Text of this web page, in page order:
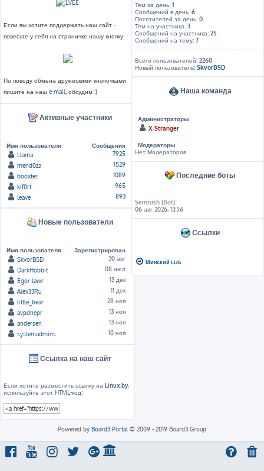
Если вы хотите поддержать наш сайт -
повесьте у себя на страничке нашу кнопку:
По поводу обмена дружескими кнопочками
пишите на наш e-mail, обсудим :)
Активные участники
Имя пользователя
Сообщения
Llama
7925
mend0za
1529
booxter
1089
kif0rt
965
leave
893
Новые пользователи
Имя пользователя
Зарегистрирован
SkvorBSD
30 авг
DarkHobbit
08 июл
Egor-lawr
13 дек
Alex33Ru
11 дек
little_bear
28 ноя
avpdnepr
13 ноя
andersen
13 ноя
systemadmins
10 ноя
Ссылка на наш сайт
Если хотите разместить ссылку на Linux.by,
используйте этот HTML-код:
Тем за день:1
Сообщений в день:6
Посетителей за день:0
Тем на участника:3
Сообщений на участника:25
Сообщений на тему:7
Всего пользователей:2260
Новый пользователь:SkvorBSD
Наша команда
Администраторы
X-Stranger
Модераторы
Нет Модераторов
Последние боты
Semrush [Bot]
06 авг 2026, 13:56
Ссылки
Минский LUG
Powered by Board3 Portal © 2009 - 2019 Board3 Group